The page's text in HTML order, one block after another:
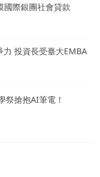
國際銀團社會貸款
投資長受臺大EMBA
祭搶抱AI筆電！